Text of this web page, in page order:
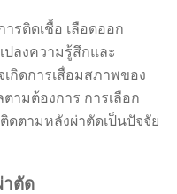
รติดเชื้อ เลือดออก
ลงความรู้สึกและ
กิดการเสื่อมสภาพของ
ามต้องการ การเลือก
ตามหลังผ่าตัดเป็นปัจจัย
าตัด